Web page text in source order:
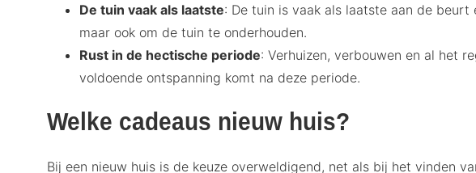
De tuin vaak als laatste: De tuin is vaak als laatste aan de beurt
maar ook om de tuin te onderhouden.
Rust in de hectische periode: Verhuizen, verbouwen en al het
voldoende ontspanning komt na deze periode.
Welke cadeaus nieuw huis?
Bij een nieuw huis is de keuze overweldigend, net als bij het vinden